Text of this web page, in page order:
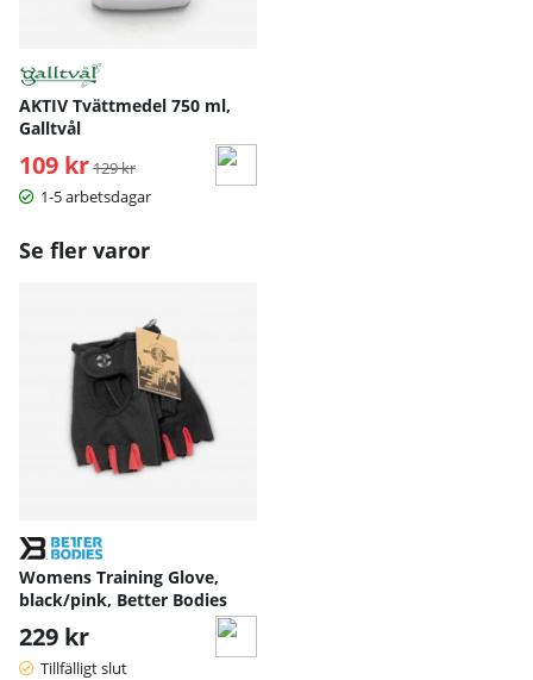
AKTIV Tvättmedel 750 ml,
Galltvål
109 kr Ordinarie pris:
129 kr
1-5 arbetsdagar
Se fler varor
Womens Training Glove,
black/pink, Better Bodies
229 kr
Tillfälligt slut